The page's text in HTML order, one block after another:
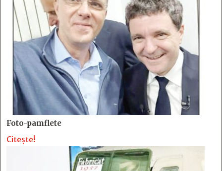
Foto-pamflete
Citește!